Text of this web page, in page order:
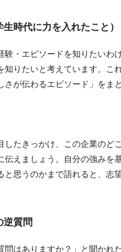
時代に力を入れたこと）
験・エピソードを知りたいわ
知りたいと考えています。こ
さが伝わるエピソード」をま
したきっかけ、この企業のど
伝えましょう。自分の強みを
と思うのかまで語れると、志
逆質問
問はありますか？」と聞かれ